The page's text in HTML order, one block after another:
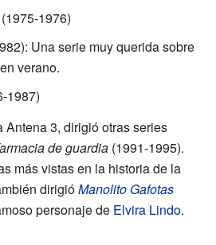
(1975-1976)
Una serie muy querida sobre
verano.
1987)
Antena 3, dirigió otras series
de guardia (1991-1995).
más vistas en la historia de la
dirigióManolito Gafotas
personaje de Elvira Lindo.